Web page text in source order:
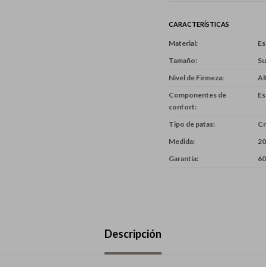
CARACTERÍSTICAS
Material
Tamaño
Nivel de Firmeza
Componentes de
confort
Tipo de patas
Medida
Garantía
Descripción